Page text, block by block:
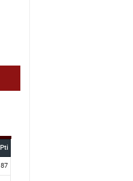
Pti
87